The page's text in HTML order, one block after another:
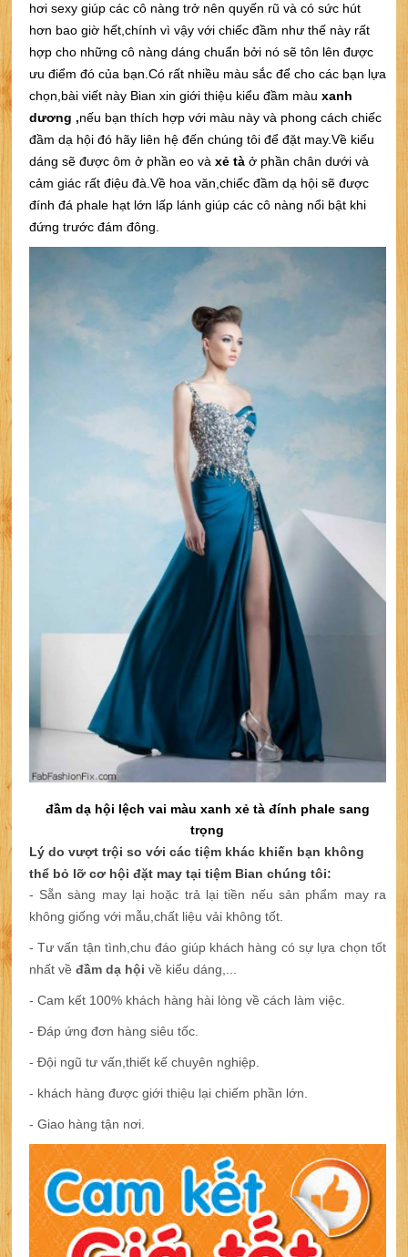
hơi sexy giúp các cô nàng trở nên quyến rũ và có sức hút
hơn bao giờ hết,chính vì vậy với chiếc đầm như thế này rất
hợp cho những cô nàng dáng chuẩn bởi nó sẽ tôn lên được
ưu điểm đó của bạn.Có rất nhiều màu sắc để cho các bạn lựa
chọn,bài viết này Bian xin giới thiệu kiểu đầm màu xanh
dương ,nếu bạn thích hợp với màu này và phong cách chiếc
đầm dạ hội đó hãy liên hệ đến chúng tôi để đặt may.Về kiểu
dáng sẽ được ôm ở phần eo và xẻ tàở phần chân dưới và
cảm giác rất điệu đà.Về hoa văn,chiếc đầm dạ hội sẽ được
đính đá phale hạt lớn lấp lánh giúp các cô nàng nổi bật khi
đứng trước đám đông.
đầm dạ hội lệch vai màu xanh xẻ tà đính phale sang
trọng
Lý do vượt trội so với các tiệm khác khiến bạn không
thể bỏ lỡ cơ hội đặt may tại tiệm Bian chúng tôi:
- Sẵn sàng may lại hoặc trả lại tiền nếu sản phẩm may ra
không giống với mẫu,chất liệu vải không tốt.
- Tư vấn tận tình,chu đáo giúp khách hàng có sự lựa chọn tốt
nhất về đầm dạ hội về kiểu dáng,...
- Cam kết 100% khách hàng hài lòng về cách làm việc.
- Đáp ứng đơn hàng siêu tốc.
- Đội ngũ tư vấn,thiết kế chuyên nghiệp.
- khách hàng được giới thiệu lại chiếm phần lớn.
- Giao hàng tận nơi.